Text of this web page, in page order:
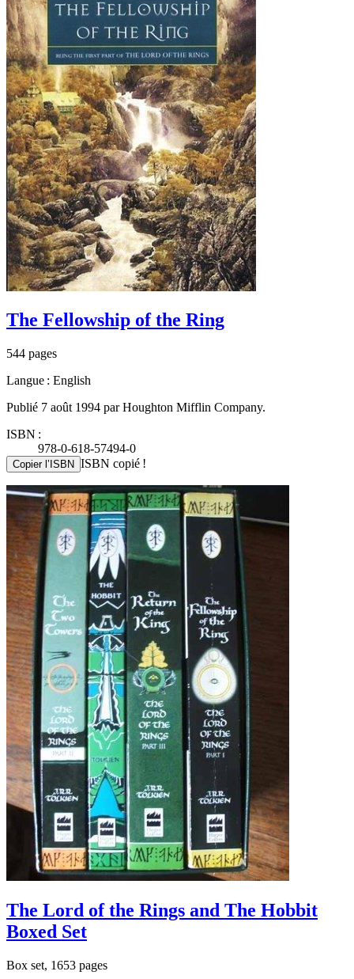
The Fellowship of the Ring
544 pages
Langue : English
Publié 7 août 1994 par Houghton Mifflin Company.
ISBN :
978-0-618-57494-0
Copier l’ISBN ISBN copié !
The Lord of the Rings and The Hobbit
Boxed Set
Box set, 1653 pages